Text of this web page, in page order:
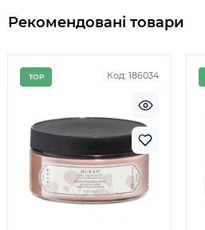
Рекомендовані товари
Код: 186034
TOP